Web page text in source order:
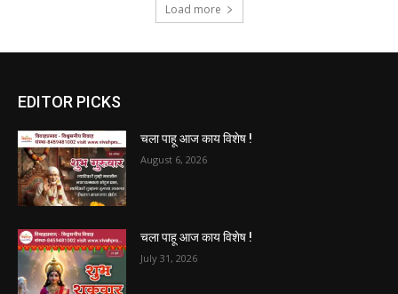
Load more
EDITOR PICKS
चला पाहू आज काय विशेष !
August 6, 2026
चला पाहू आज काय विशेष !
July 31, 2026